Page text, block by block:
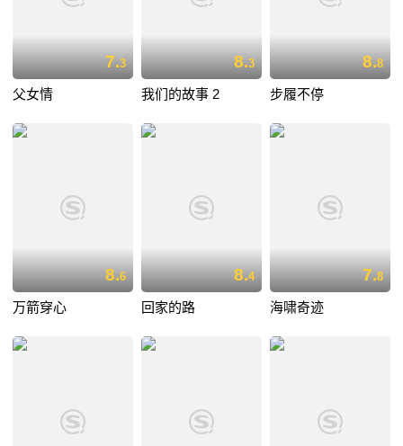
7.3
父女情
8.3
我们的故事 2
8.8
步履不停
8.6
万箭穿心
8.4
回家的路
7.8
海啸奇迹